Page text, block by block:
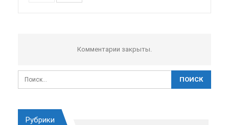
Комментарии закрыты.
Рубрики